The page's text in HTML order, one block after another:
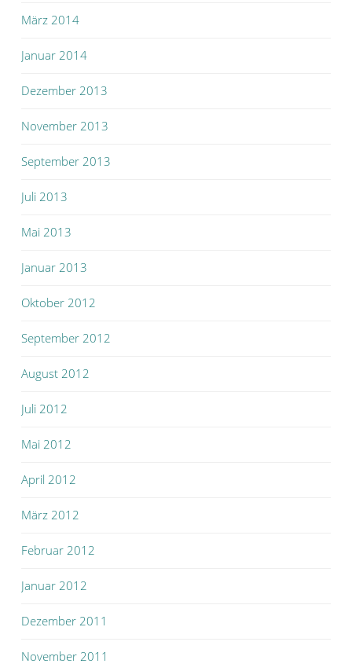
März 2014
Januar 2014
Dezember 2013
November 2013
September 2013
Juli 2013
Mai 2013
Januar 2013
Oktober 2012
September 2012
August 2012
Juli 2012
Mai 2012
April 2012
März 2012
Februar 2012
Januar 2012
Dezember 2011
November 2011